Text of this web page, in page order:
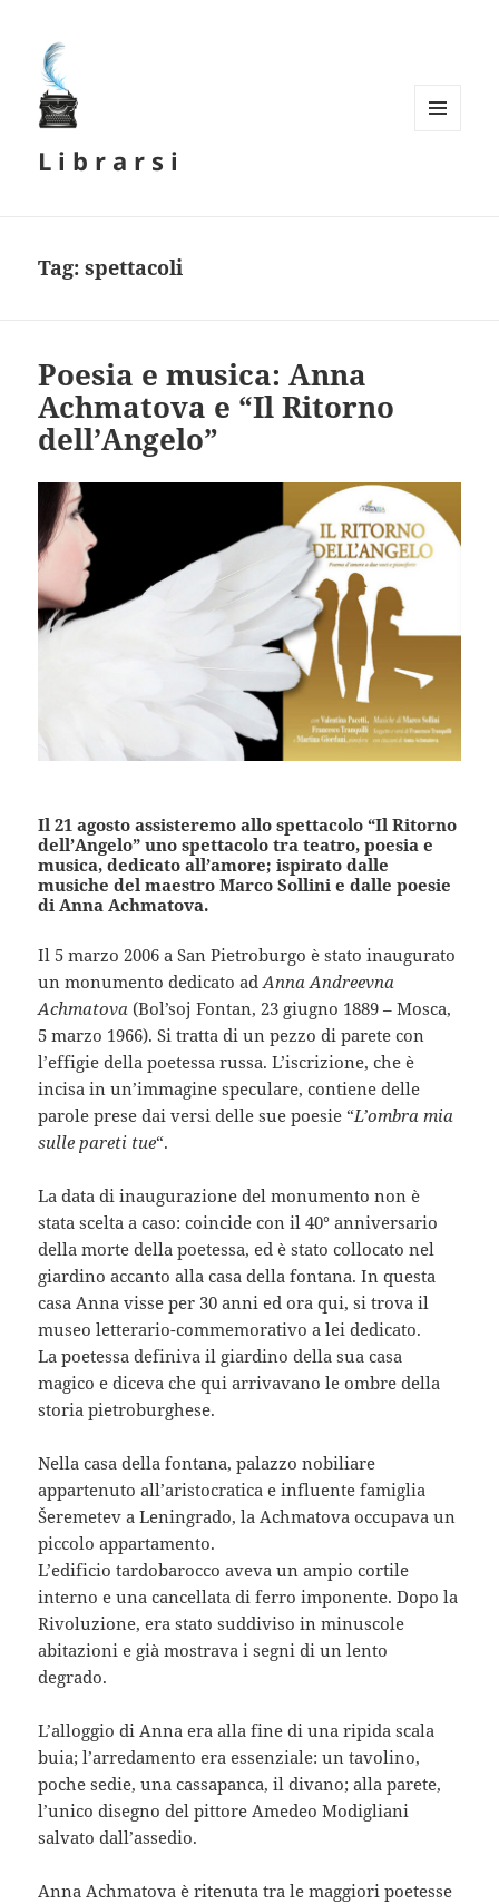
L i b r a r s i
Tag:spettacoli
Poesia e musica: Anna
Achmatova e “Il Ritorno
dell’Angelo”
Il 21 agosto assisteremo allo spettacolo “Il Ritorno
dell’Angelo” uno spettacolo tra teatro, poesia e
musica, dedicato all’amore; ispirato dalle
musiche del maestro Marco Sollini e dalle poesie
di Anna Achmatova.
Il 5 marzo 2006 a San Pietroburgo è stato inaugurato
un monumento dedicato adAnna Andreevna
Achmatova (Bol’soj Fontan, 23 giugno 1889 – Mosca,
5 marzo 1966). Si tratta di un pezzo di parete con
l’effigie della poetessa russa. L’iscrizione, che è
incisa in un’immagine speculare, contiene delle
parole prese dai versi delle sue poesie “L’ombra mia
sulle pareti tue“.
La data di inaugurazione del monumento non è
stata scelta a caso: coincide con il 40° anniversario
della morte della poetessa, ed è stato collocato nel
giardino accanto alla casa della fontana. In questa
casa Anna visse per 30 anni ed ora qui, si trova il
museo letterario-commemorativo a lei dedicato.
La poetessa definiva il giardino della sua casa
magico e diceva che qui arrivavano le ombre della
storia pietroburghese.
Nella casa della fontana, palazzo nobiliare
appartenuto all’aristocratica e influente famiglia
Šeremetev a Leningrado, la Achmatova occupava un
piccolo appartamento.
L’edificio tardobarocco aveva un ampio cortile
interno e una cancellata di ferro imponente. Dopo la
Rivoluzione, era stato suddiviso in minuscole
abitazioni e già mostrava i segni di un lento
degrado.
L’alloggio di Anna era alla fine di una ripida scala
buia; l’arredamento era essenziale: un tavolino,
poche sedie, una cassapanca, il divano; alla parete,
l’unico disegno del pittore Amedeo Modigliani
salvato dall’assedio.
Anna Achmatova è ritenuta tra le maggiori poetesse